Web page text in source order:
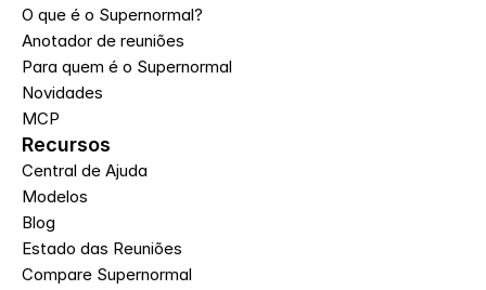
O que é o Supernormal?
Anotador de reuniões
Para quem é o Supernormal
Novidades
MCP
Recursos
Central de Ajuda
Modelos
Blog
Estado das Reuniões
Compare Supernormal